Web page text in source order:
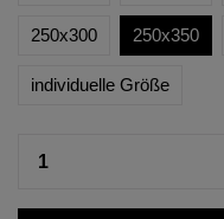
250x300 250x350
individuelle Größe